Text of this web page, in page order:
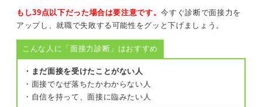
もし39点以下だった場合は要注意です。今すぐ診断で面接力を
アップし、就職で失敗する可能性をグッと下げましょう。
こんな人に「面接力診断」はおすすめ
・まだ面接を受けたことがない人
・面接でなぜ落ちたかわからない人
・自信を持って、面接に臨みたい人